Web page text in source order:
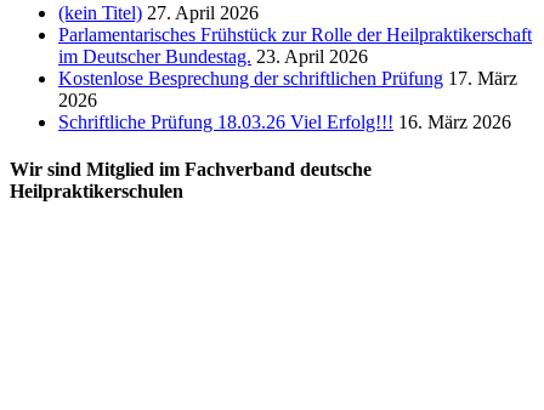
(kein Titel) 27. April 2026
Parlamentarisches Frühstück zur Rolle der Heilpraktikerschaft
im Deutscher Bundestag. 23. April 2026
Kostenlose Besprechung der schriftlichen Prüfung 17. März
2026
Schriftliche Prüfung 18.03.26 Viel Erfolg!!! 16. März 2026
Wir sind Mitglied im Fachverband deutsche
Heilpraktikerschulen